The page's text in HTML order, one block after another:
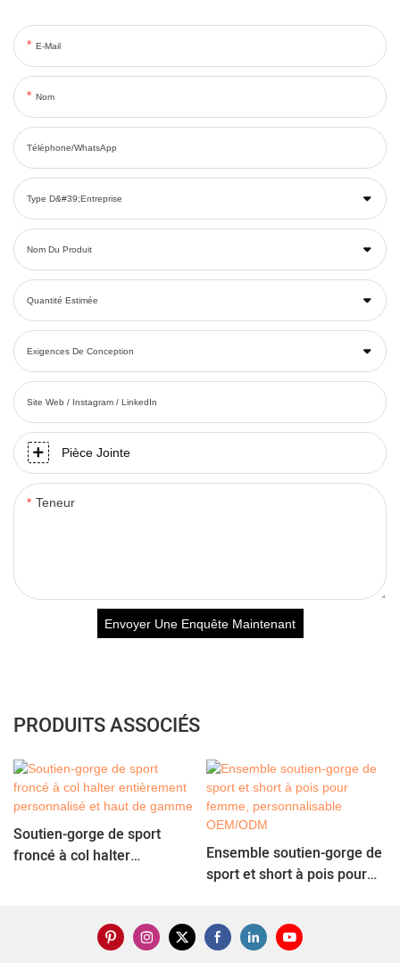
E-Mail
Nom
Téléphone/WhatsApp
Type D&#39;entreprise
Nom Du Produit
Quantité Estimée
Exigences De Conception
Site Web / Instagram / LinkedIn
Pièce Jointe
Teneur
Envoyer Une Enquête Maintenant
PRODUITS ASSOCIÉS
Soutien-gorge de sport
froncé à col halter
Ensemble soutien-gorge de
sport et short à pois pour